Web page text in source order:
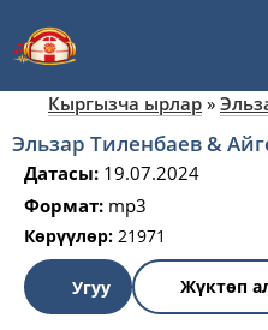
Кыргызча ырлар »
Эльзар Тиленбаев &
Датасы: 19.07.2024
Формат: mp3
Көрүүлөр: 21971
Угуу Жүктөп